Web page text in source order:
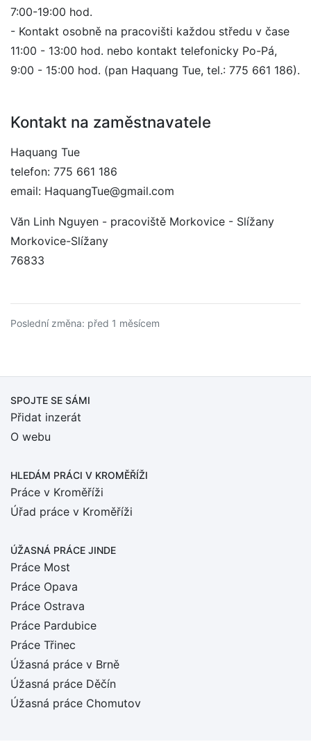
7:00-19:00 hod.
- Kontakt osobně na pracovišti každou středu v čase
11:00 - 13:00 hod. nebo kontakt telefonicky Po-Pá,
9:00 - 15:00 hod. (pan Haquang Tue, tel.: 775 661 186).
Kontakt na zaměstnavatele
Haquang Tue
telefon: 775 661 186
email: HaquangTue@gmail.com
Văn Linh Nguyen - pracoviště Morkovice - Slížany
Morkovice-Slížany
76833
Poslední změna: před 1 měsícem
SPOJTE SE SÁMI
Přidat inzerát
O webu
HLEDÁM PRÁCI V KROMĚŘÍŽI
Práce v Kroměříži
Úřad práce v Kroměříži
ÚŽASNÁ PRÁCE JINDE
Práce Most
Práce Opava
Práce Ostrava
Práce Pardubice
Práce Třinec
Úžasná práce v Brně
Úžasná práce Děčín
Úžasná práce Chomutov